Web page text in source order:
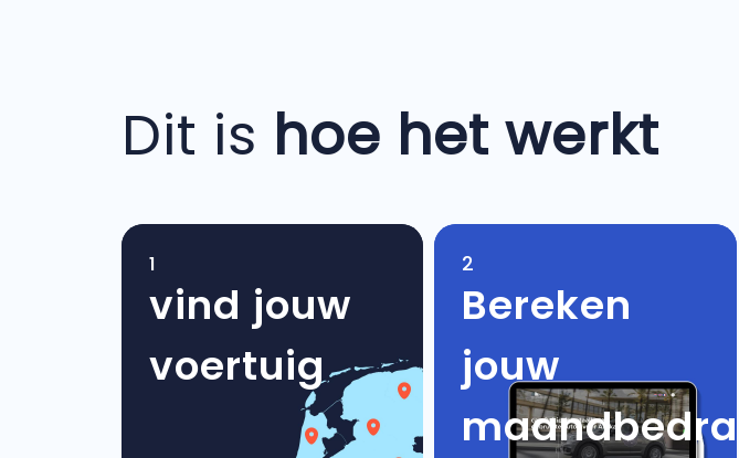
Dit is hoe het werkt
1
vind jouw
voertuig
2
Bereken
jouw
maandbedrag